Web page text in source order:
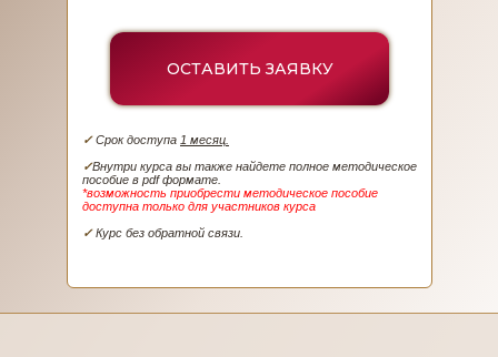
ОСТАВИТЬ ЗАЯВКУ
✓Срок доступа 1 месяц.
✓Внутри курса вы также найдете полное методическое
пособие в pdf формате.
*возможность приобрести методическое пособие
доступна только для участников курса
✓ Курс без обратной связи.